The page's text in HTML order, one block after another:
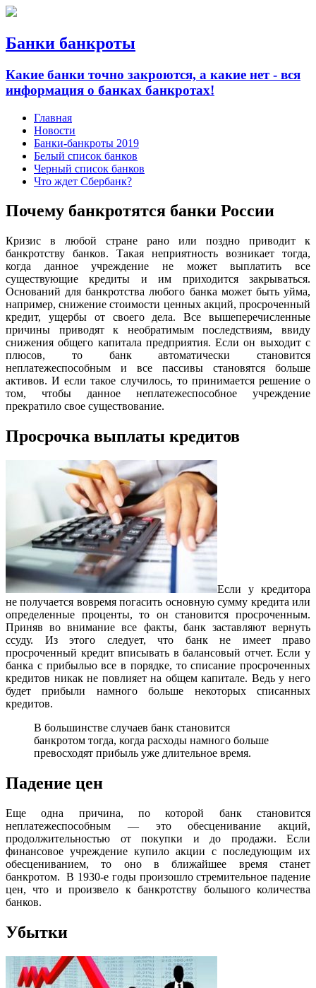
Банки банкроты
Какие банки точно закроются, а какие нет - вся
информация о банках банкротах!
Главная
Новости
Банки-банкроты 2019
Белый список банков
Черный список банков
Что ждет Сбербанк?
Почему банкротятся банки России
Кризис в любой стране рано или поздно приводит к
банкротству банков. Такая неприятность возникает тогда,
когда данное учреждение не может выплатить все
существующие кредиты и им приходится закрываться.
Оснований для банкротства любого банка может быть уйма,
например, снижение стоимости ценных акций, просроченный
кредит, ущербы от своего дела. Все вышеперечисленные
причины приводят к необратимым последствиям, ввиду
снижения общего капитала предприятия. Если он выходит с
плюсов, то банк автоматически становится
неплатежеспособным и все пассивы становятся больше
активов. И если такое случилось, то принимается решение о
том, чтобы данное неплатежеспособное учреждение
прекратило свое существование.
Просрочка выплаты кредитов
Если у кредитора
не получается вовремя погасить основную сумму кредита или
определенные проценты, то он становится просроченным.
Приняв во внимание все факты, банк заставляют вернуть
ссуду. Из этого следует, что банк не имеет право
просроченный кредит вписывать в балансовый отчет. Если у
банка с прибылью все в порядке, то списание просроченных
кредитов никак не повлияет на общем капитале. Ведь у него
будет прибыли намного больше некоторых списанных
кредитов.
В большинстве случаев банк становится
банкротом тогда, когда расходы намного больше
превосходят прибыль уже длительное время.
Падение цен
Еще одна причина, по которой банк становится
неплатежеспособным — это обесценивание акций,
продолжительностью от покупки и до продажи. Если
финансовое учреждение купило акции с последующим их
обесцениванием, то оно в ближайшее время станет
банкротом. В 1930-е годы произошло стремительное падение
цен, что и произвело к банкротству большого количества
банков.
Убытки